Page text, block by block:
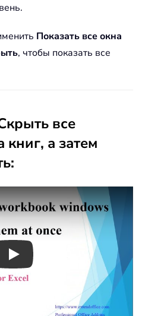
Показать все окна
, чтобы показать все
все
а затем
Play